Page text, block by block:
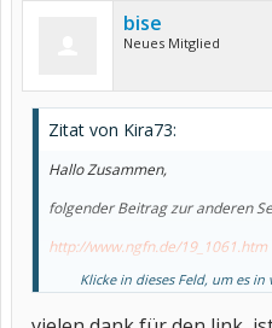
bise
Neues Mitglied
Zitat von Kira73:
Hallo Zusammen,
folgender Beitrag zur anderen
http://www.ngfn.de/19_1061.htm
GrußKlicke in dieses Feld, um es